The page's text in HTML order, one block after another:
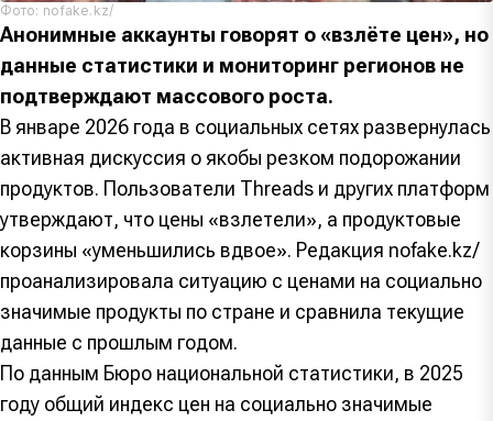
Фото: nofake.kz/
Анонимные аккаунты говорят о «взлёте цен», но
данные статистики и мониторинг регионов не
подтверждают массового роста.
В январе 2026 года в социальных сетях развернулась
активная дискуссия о якобы резком подорожании
продуктов. Пользователи Threads и других платформ
утверждают, что цены «взлетели», а продуктовые
корзины «уменьшились вдвое». Редакция nofake.kz/
проанализировала ситуацию с ценами на социально
значимые продукты по стране и сравнила текущие
данные с прошлым годом.
По данным Бюро национальной статистики, в 2025
году общий индекс цен на социально значимые